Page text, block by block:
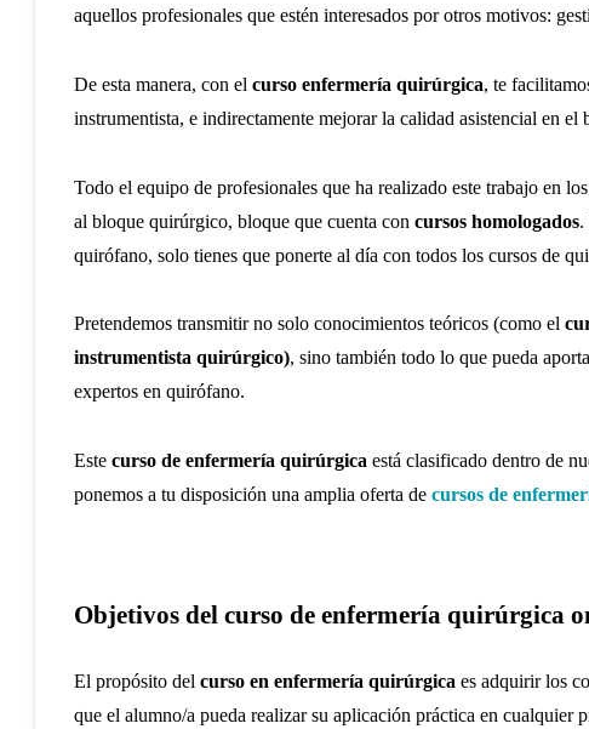
aquellos profesionales que estén interesados por otros motivos:
De esta manera, con el curso enfermería quirúrgica, te
instrumentista, e indirectamente mejorar la calidad asistencial en
Todo el equipo de profesionales que ha realizado este trabajo en
al bloque quirúrgico, bloque que cuenta con cursos homologados.
quirófano, solo tienes que ponerte al día con todos los cursos de
Pretendemos transmitir no solo conocimientos teóricos (como el
instrumentista quirúrgico), sino también todo lo que pueda
expertos en quirófano.
Este curso de enfermería quirúrgica está clasificado dentro de
ponemos a tu disposición una amplia oferta de cursos de
Objetivos del curso de enfermería quirúrgica
El propósito del curso en enfermería quirúrgica es adquirir los
que el alumno/a pueda realizar su aplicación práctica en cualquier